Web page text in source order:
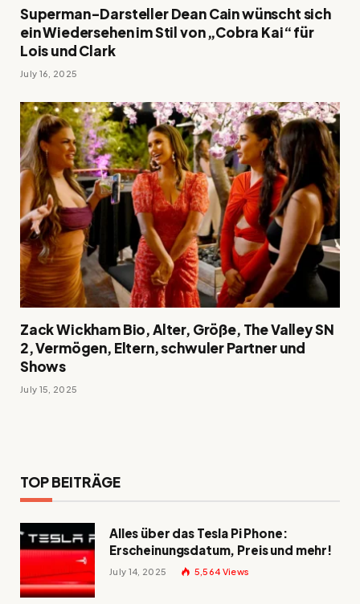
Superman-Darsteller Dean Cain wünscht sich
ein Wiedersehen im Stil von „Cobra Kai“ für
Lois und Clark
July 16, 2025
Zack Wickham Bio, Alter, Größe, The Valley SN
2, Vermögen, Eltern, schwuler Partner und
Shows
July 15, 2025
TOP BEITRÄGE
Alles über das Tesla Pi Phone:
Erscheinungsdatum, Preis und mehr!
July 14, 2025 5,564 Views